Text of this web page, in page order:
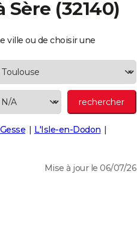
Sère (32140)
ville ou de choisir une
L'Isle-en-Dodon
Mise à jour le 06/07/26